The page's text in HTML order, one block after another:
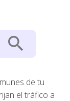
search
de tu
el tráfico a